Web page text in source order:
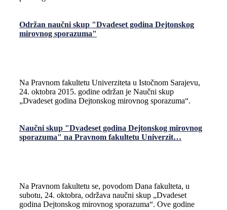
Održan naučni skup "Dvadeset godina Dejtonskog
mirovnog sporazuma"
Na Pravnom fakultetu Univerziteta u Istočnom Sarajevu,
24. oktobra 2015. godine održan je Naučni skup
„Dvadeset godina Dejtonskog mirovnog sporazuma“.
Naučni skup "Dvadeset godina Dejtonskog mirovnog
sporazuma" na Pravnom fakultetu Univerzit…
Na Pravnom fakultetu se, povodom Dana fakulteta, u
subotu, 24. oktobra, održava naučni skup „Dvadeset
godina Dejtonskog mirovnog sporazuma“. Ove godine